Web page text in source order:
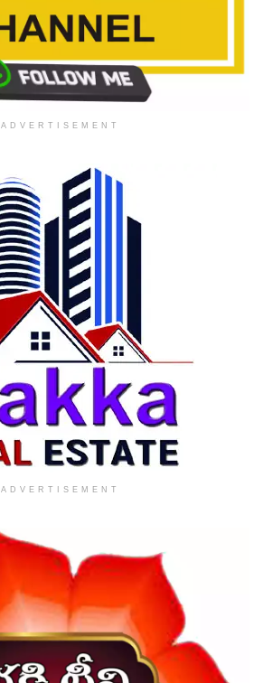
ADVERTISEMENT
ADVERTISEMENT